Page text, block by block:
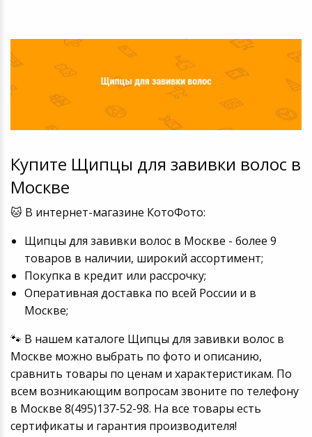
Купите Щипцы для завивки волос в
Москве
🐱 В интернет-магазине КотоФото:
Щипцы для завивки волос в Москве - более 9
товаров в наличии, широкий ассортимент;
Покупка в кредит или рассрочку;
Оперативная доставка по всей России и в
Москве;
🐾 В нашем каталоге Щипцы для завивки волос в
Москве можно выбрать по фото и описанию,
сравнить товары по ценам и характеристикам. По
всем возникающим вопросам звоните по телефону
в Москве 8(495)137-52-98. На все товары есть
сертификаты и гарантия производителя!